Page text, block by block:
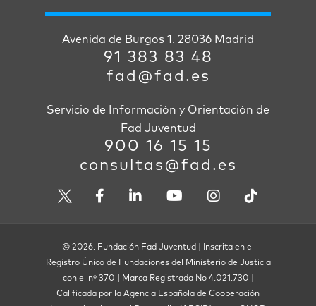
Avenida de Burgos 1. 28036 Madrid
91 383 83 48
fad@fad.es
Servicio de Información y Orientación de
Fad Juventud
900 16 15 15
consultas@fad.es
© 2026. Fundación Fad Juventud | Inscrita en el
Registro Único de Fundaciones del Ministerio de Justicia
con el nº 370 | Marca Registrada No 4.021.730 |
Calificada por la Agencia Española de Cooperación